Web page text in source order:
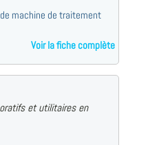
machine de traitement
Voir la fiche complète
et utilitaires en